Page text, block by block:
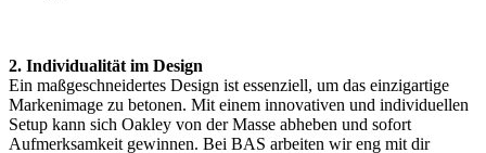
2. Individualität im Design
Ein maßgeschneidertes Design ist essenziell, um das einzigartige
Markenimage zu betonen. Mit einem innovativen und individuellen
Setup kann sich Oakley von der Masse abheben und sofort
Aufmerksamkeit gewinnen. Bei BAS arbeiten wir eng mit dir